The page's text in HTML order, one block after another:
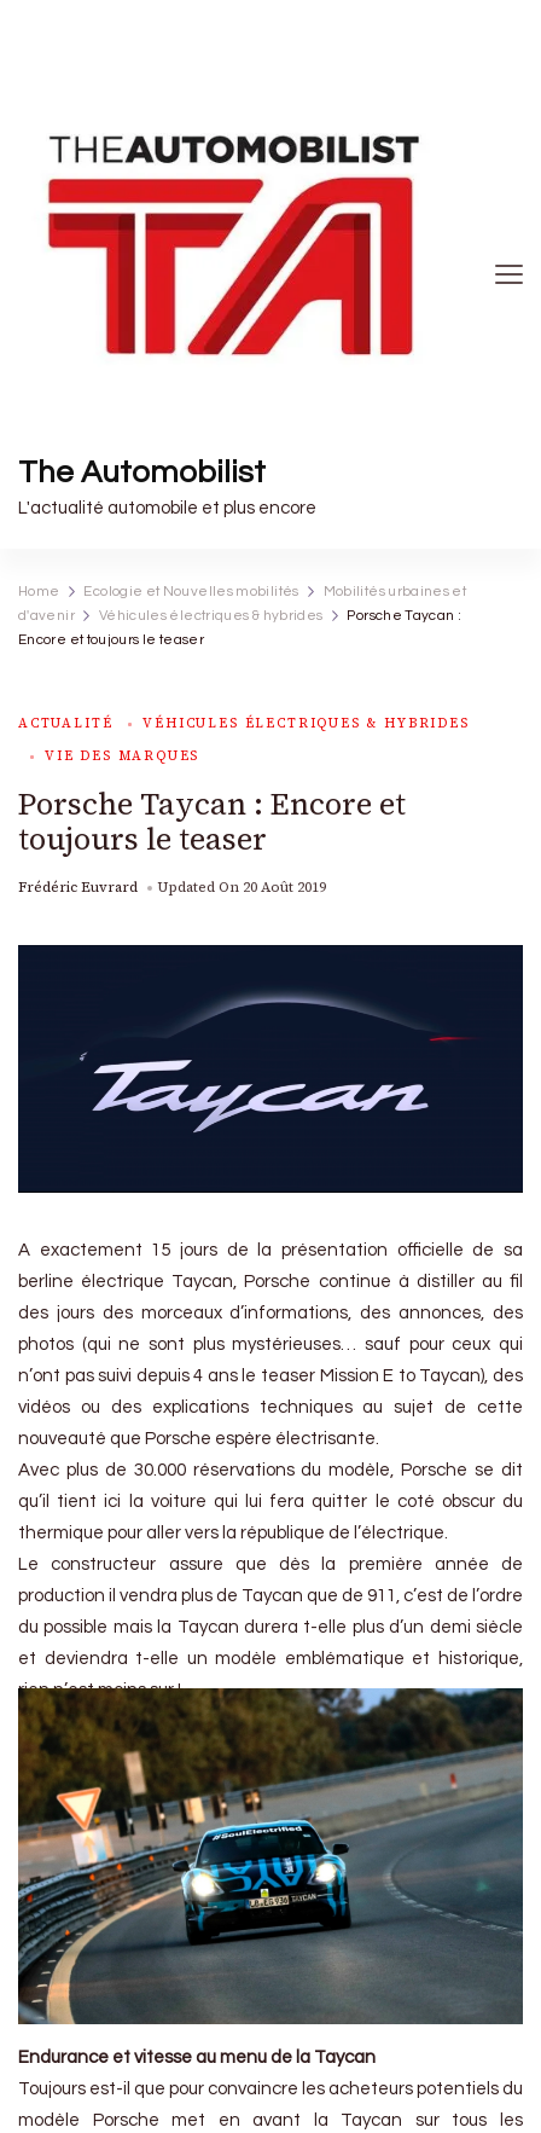
The Automobilist
L'actualité automobile et plus encore
Home Ecologie et Nouvelles mobilités
Mobilités urbaines et
d'avenir
Véhicules électriques & hybrides
Porsche Taycan :
Encore et toujours le teaser
ACTUALITÉ
VÉHICULES ÉLECTRIQUES & HYBRIDES
VIE DES MARQUES
Porsche Taycan : Encore et
toujours le teaser
Frédéric Euvrard Updated On 20 Août 2019
A exactement 15 jours de la présentation officielle de sa
berline électrique Taycan, Porsche continue à distiller au fil
des jours des morceaux d’informations, des annonces, des
photos (qui ne sont plus mystérieuses… sauf pour ceux qui
n’ont pas suivi depuis 4 ans le teaser Mission E to Taycan), des
vidéos ou des explications techniques au sujet de cette
nouveauté que Porsche espère électrisante.
Avec plus de 30.000 réservations du modèle, Porsche se dit
qu’il tient ici la voiture qui lui fera quitter le coté obscur du
thermique pour aller vers la république de l’électrique.
Le constructeur assure que dès la première année de
production il vendra plus de Taycan que de 911, c’est de l’ordre
du possible mais la Taycan durera t-elle plus d’un demi siècle
et deviendra t-elle un modèle emblématique et historique,
rien n’est moins sur !
Endurance et vitesse au menu de la Taycan
Toujours est-il que pour convaincre les acheteurs potentiels du
modèle Porsche met en avant la Taycan sur tous les